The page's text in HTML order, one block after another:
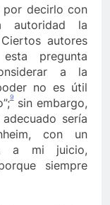
por decirlo con
la
autores
pregunta
a la
no es útil
9sin embargo,
sería
con un
a mi juicio,
siempre